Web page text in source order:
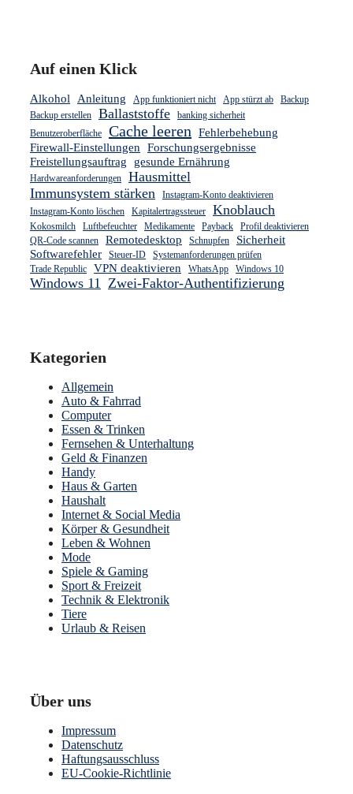
Auf einen Klick
Alkohol Anleitung App funktioniert nicht App stürzt ab
Backup
Backup erstellen
Ballaststoffe
banking sicherheit
Benutzeroberfläche
Cache leeren Fehlerbehebung
Firewall-Einstellungen Forschungsergebnisse
Freistellungsauftrag
gesunde Ernährung
Hardwareanforderungen
Hausmittel
Immunsystem stärken
Instagram-Konto deaktivieren
Instagram-Konto löschen
Kapitalertragssteuer Knoblauch
Kokosmilch Luftbefeuchter Medikamente Payback
Profil deaktivieren
QR-Code scannen
Remotedesktop Schnupfen
Sicherheit
Softwarefehler
Steuer-ID
Systemanforderungen prüfen
Trade Republic
VPN deaktivieren WhatsApp Windows 10
Windows 11 Zwei-Faktor-Authentifizierung
Kategorien
Allgemein
Auto & Fahrrad
Computer
Essen & Trinken
Fernsehen & Unterhaltung
Geld & Finanzen
Handy
Haus & Garten
Haushalt
Internet & Social Media
Körper & Gesundheit
Leben & Wohnen
Mode
Spiele & Gaming
Sport & Freizeit
Technik & Elektronik
Tiere
Urlaub & Reisen
Über uns
Impressum
Datenschutz
Haftungsausschluss
EU-Cookie-Richtlinie